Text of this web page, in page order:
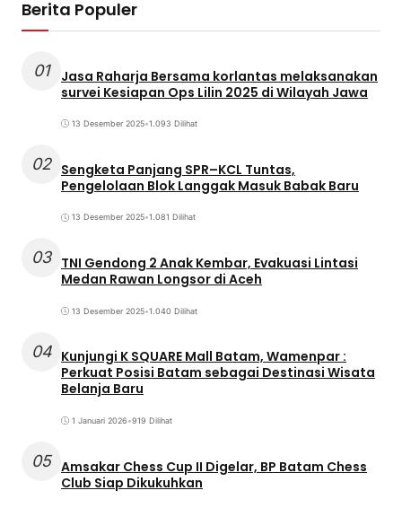
Berita Populer
01
Jasa Raharja Bersama korlantas melaksanakan
survei Kesiapan Ops Lilin 2025 di Wilayah Jawa
13 Desember 2025•1.093 Dilihat
02 Sengketa Panjang SPR–KCL Tuntas,
Pengelolaan Blok Langgak Masuk Babak Baru
13 Desember 2025•1.081 Dilihat
03 TNI Gendong 2 Anak Kembar, Evakuasi Lintasi
Medan Rawan Longsor di Aceh
13 Desember 2025•1.040 Dilihat
04 Kunjungi K SQUARE Mall Batam, Wamenpar :
Perkuat Posisi Batam sebagai Destinasi Wisata
Belanja Baru
1 Januari 2026•919 Dilihat
05 Amsakar Chess Cup II Digelar, BP Batam Chess
Club Siap Dikukuhkan